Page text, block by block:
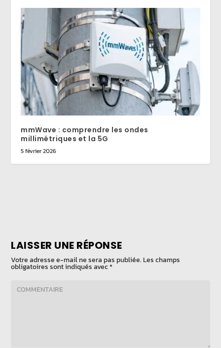
mmWave : comprendre les ondes
millimétriques et la 5G
5 février 2026
LAISSER UNE RÉPONSE
Votre adresse e-mail ne sera pas publiée. Les champs
obligatoires sont indiqués avec*